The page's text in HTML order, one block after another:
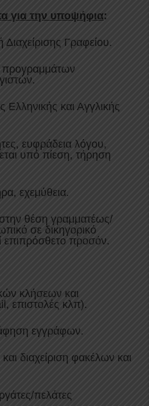
για την υποψήφια:
Γραφείου.
και Αγγλικής
ευφράδεια λόγου,
υπό πίεση, τήρηση
εχεμύθεια.
θέση γραμματέως/
σε δικηγορικό
επιπρόσθετο προσόν.
κλήσεων και
επιστολές κλπ).
εγγράφων.
διαχείριση φακέλων και
πελάτες